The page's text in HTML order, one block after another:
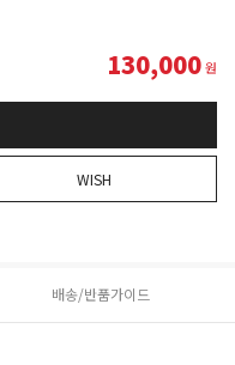
130,000원
WISH
배송/반품가이드